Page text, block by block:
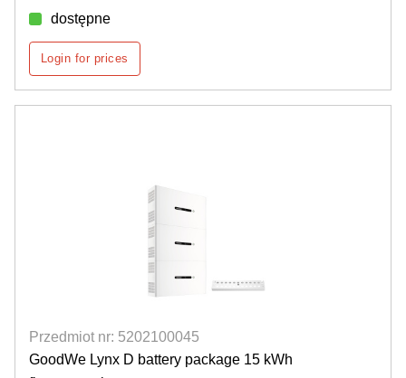
dostępne
Login for prices
Przedmiot nr: 5202100045
GoodWe Lynx D battery package 15 kWh